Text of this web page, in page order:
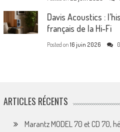
Davis Acoustics :
français de la Hi-Fi
Posted on 16 juin 2026 0
ARTICLES RÉCENTS
Marantz MODEL 70 et CD 70,